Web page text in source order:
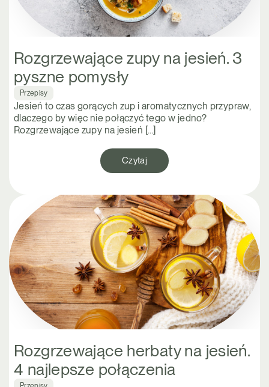
Rozgrzewające zupy na jesień. 3
pyszne pomysły
Przepisy
Jesień to czas gorących zup i aromatycznych przypraw,
dlaczego by więc nie połączyć tego w jedno?
Rozgrzewające zupy na jesień […]
Czytaj
Rozgrzewające herbaty na jesień.
4 najlepsze połączenia